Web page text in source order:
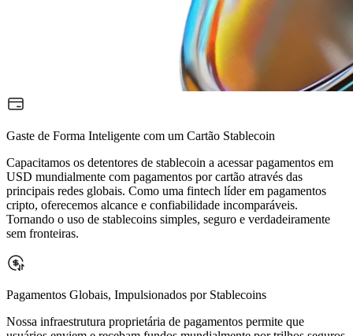
Gaste de Forma Inteligente com um Cartão Stablecoin
Capacitamos os detentores de stablecoin a acessar pagamentos em
USD mundialmente com pagamentos por cartão através das
principais redes globais. Como uma fintech líder em pagamentos
cripto, oferecemos alcance e confiabilidade incomparáveis.
Tornando o uso de stablecoins simples, seguro e verdadeiramente
sem fronteiras.
Pagamentos Globais, Impulsionados por Stablecoins
Nossa infraestrutura proprietária de pagamentos permite que